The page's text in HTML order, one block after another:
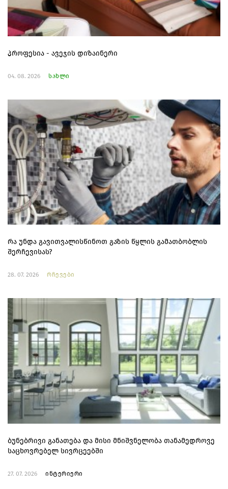
პროფესია - ავეჯის დიზაინერი
04. 08. 2026 სახლი
რა უნდა გავითვალისწინოთ გაზის წყლის გამათბობლის
შერჩევისას?
28. 07. 2026 რჩევები
ბუნებრივი განათება და მისი მნიშვნელობა თანამედროვე
საცხოვრებელ სივრცეებში
27. 07. 2026 ინტერიერი